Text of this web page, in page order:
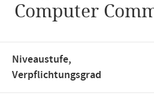
Computer
Niveaustufe,
Verpflichtungsgrad